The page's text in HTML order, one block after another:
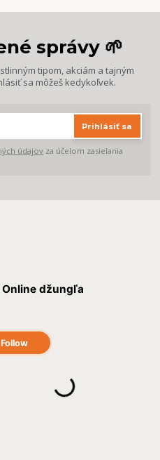
správy 🌱
tipom, akciám a tajným
sa môžeš kedykoľvek.
Prihlásiť sa
údajov za účelom zasielania